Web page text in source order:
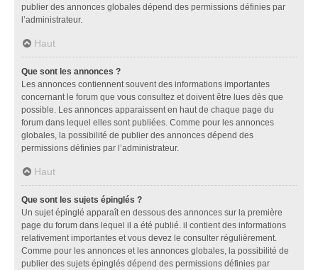
publier des annonces globales dépend des permissions définies par
l’administrateur.
Haut
Que sont les annonces ?
Les annonces contiennent souvent des informations importantes
concernant le forum que vous consultez et doivent être lues dès que
possible. Les annonces apparaissent en haut de chaque page du
forum dans lequel elles sont publiées. Comme pour les annonces
globales, la possibilité de publier des annonces dépend des
permissions définies par l’administrateur.
Haut
Que sont les sujets épinglés ?
Un sujet épinglé apparaît en dessous des annonces sur la première
page du forum dans lequel il a été publié. il contient des informations
relativement importantes et vous devez le consulter régulièrement.
Comme pour les annonces et les annonces globales, la possibilité de
publier des sujets épinglés dépend des permissions définies par